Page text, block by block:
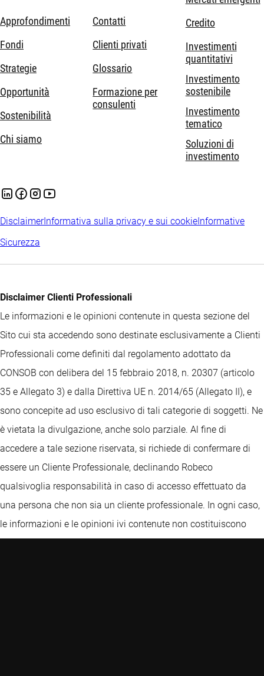
Approfondimenti
Fondi
Strategie
Opportunità
Sostenibilità
Chi siamo
Contatti
Clienti privati
Glossario
Formazione per
consulenti
Credito
Investimenti
quantitativi
Investimento
sostenibile
Investimento
tematico
Soluzioni di
investimento
DisclaimerInformativa sulla privacy e sui cookie Informative
Sicurezza
Disclaimer Clienti Professionali
Le informazioni e le opinioni contenute in questa sezione del
Sito cui sta accedendo sono destinate esclusivamente a Clienti
Professionali come definiti dal regolamento adottato da
CONSOB con delibera del 15 febbraio 2018, n. 20307 (articolo
35 e Allegato 3) e dalla Direttiva UE n. 2014/65 (Allegato II), e
sono concepite ad uso esclusivo di tali categorie di soggetti. Ne
è vietata la divulgazione, anche solo parziale. Al fine di
accedere a tale sezione riservata, si richiede di confermare di
essere un Cliente Professionale, declinando Robeco
qualsivoglia responsabilità in caso di accesso effettuato da
una persona che non sia un cliente professionale. In ogni caso,
le informazioni e le opinioni ivi contenute non costituiscono